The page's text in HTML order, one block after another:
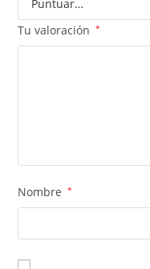
Tu valoración *
Nombre *